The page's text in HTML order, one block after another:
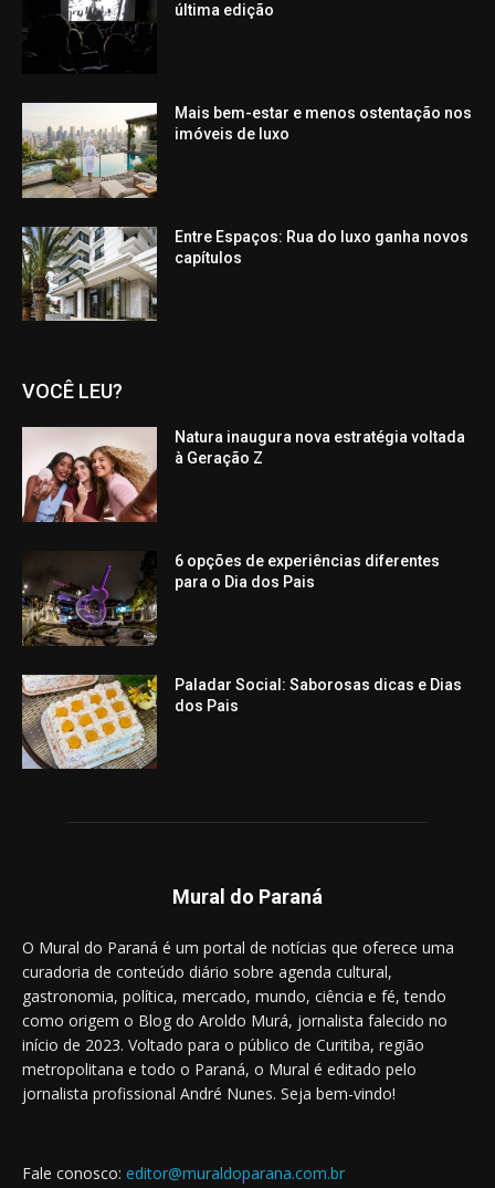
última edição
Mais bem-estar e menos ostentação nos
imóveis de luxo
Entre Espaços: Rua do luxo ganha novos
capítulos
VOCÊ LEU?
Natura inaugura nova estratégia voltada
à Geração Z
6 opções de experiências diferentes
para o Dia dos Pais
Paladar Social: Saborosas dicas e Dias
dos Pais
Mural do Paraná
O Mural do Paraná é um portal de notícias que oferece uma
curadoria de conteúdo diário sobre agenda cultural,
gastronomia, política, mercado, mundo, ciência e fé, tendo
como origem o Blog do Aroldo Murá, jornalista falecido no
início de 2023. Voltado para o público de Curitiba, região
metropolitana e todo o Paraná, o Mural é editado pelo
jornalista profissional André Nunes. Seja bem-vindo!
Fale conosco: editor@muraldoparana.com.br